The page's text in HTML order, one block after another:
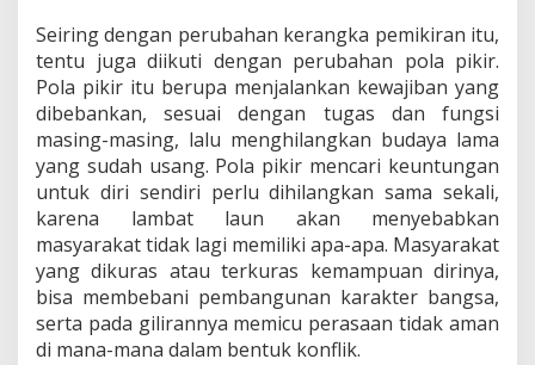
Seiring dengan perubahan kerangka pemikiran itu,
tentu juga diikuti dengan perubahan pola pikir.
Pola pikir itu berupa menjalankan kewajiban yang
dibebankan, sesuai dengan tugas dan fungsi
masing-masing, lalu menghilangkan budaya lama
yang sudah usang. Pola pikir mencari keuntungan
untuk diri sendiri perlu dihilangkan sama sekali,
karena lambat laun akan menyebabkan
masyarakat tidak lagi memiliki apa-apa. Masyarakat
yang dikuras atau terkuras kemampuan dirinya,
bisa membebani pembangunan karakter bangsa,
serta pada gilirannya memicu perasaan tidak aman
di mana-mana dalam bentuk konflik.